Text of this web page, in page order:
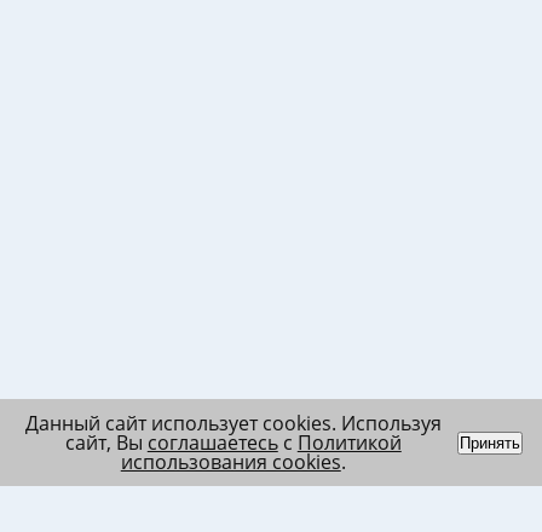
Данный сайт использует cookies. Используя
сайт, Вы соглашаетесьс Политикой
использования cookies.
Принять